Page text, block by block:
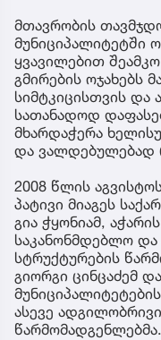
მთავრობის
მუნიციპალიტეტში
ყვავილებით
გმირების ოჯახებს
სიმტკიცისთვის და
სათანადოდ
მხარდაჭერა
და ვალდებულებად
2008 წლის
პატივი მიაგეს
გია ჭყონიამ,
საკანონმდებლო
სტრუქტურების
გიორგი ცინცაძემ
ასევე
წარმომადგენლებმა.